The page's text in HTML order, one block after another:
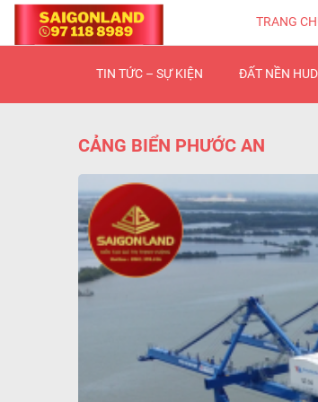
TRANG
TIN TỨC – SỰ KIỆN ĐẤT NỀN
CẢNG BIỂN PHƯỚC AN